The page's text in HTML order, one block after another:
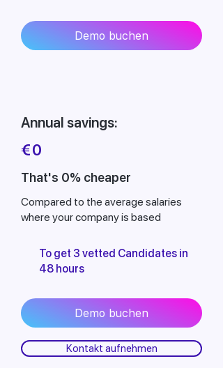
Demo buchen
Annual savings:
€0
That's 0% cheaper
Compared to the average salaries
where your company is based
To get 3 vetted Candidates in
48 hours
Demo buchen
Kontakt aufnehmen